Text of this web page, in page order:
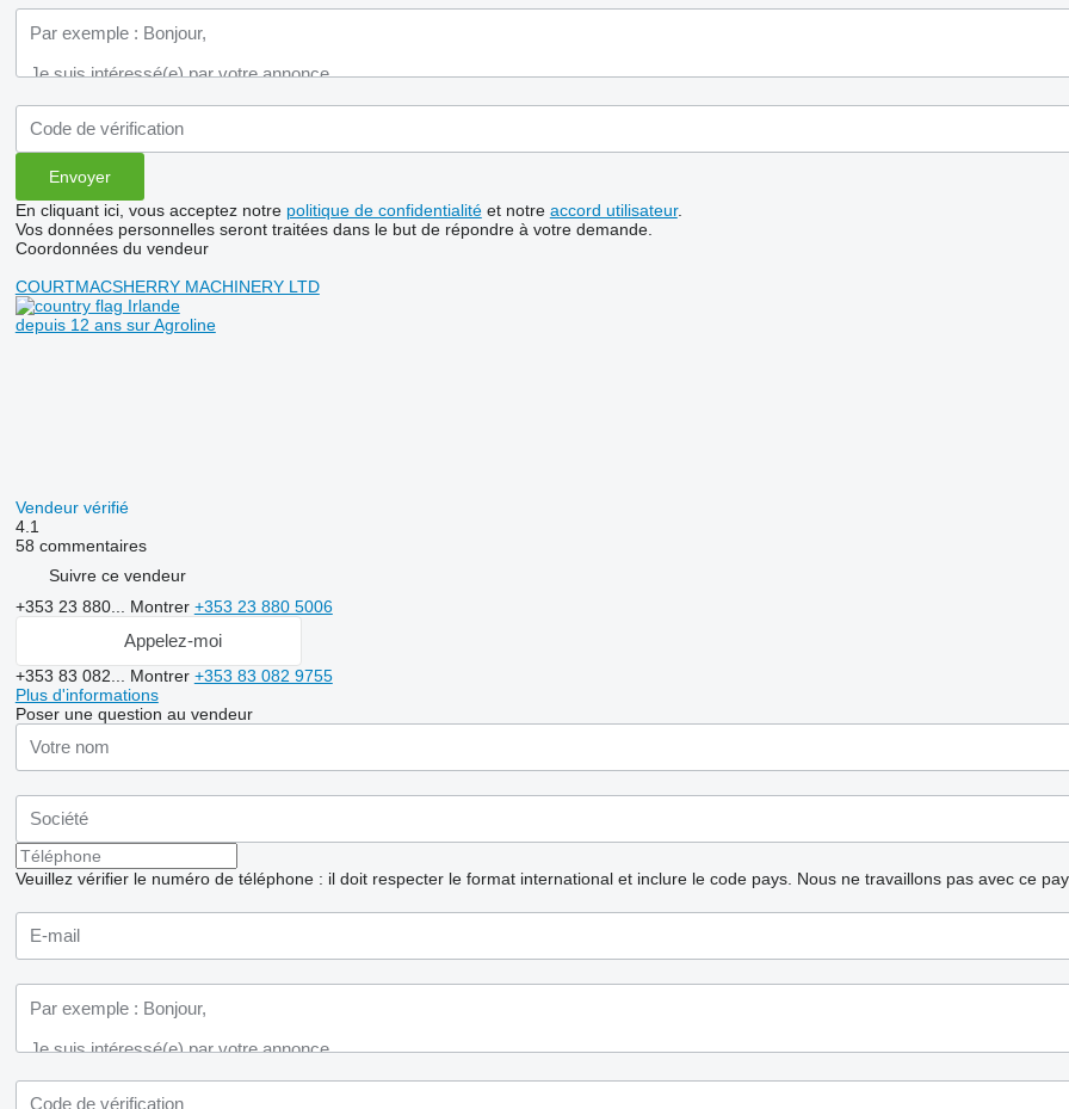
En cliquant ici, vous acceptez notre politique de confidentialitéet notre accord utilisateur.
Vos données personnelles seront traitées dans le but de répondre à votre demande.
Coordonnées du vendeur
COURTMACSHERRY MACHINERY LTD
Irlande
depuis 12 ans sur Agroline
Vendeur vérifié
4.1
58 commentaires
Suivre ce vendeur
+353 23 880... Montrer +353 23 880 5006
Appelez-moi
+353 83 082... Montrer +353 83 082 9755
Plus d'informations
Poser une question au vendeur
Veuillez vérifier le numéro de téléphone : il doit respecter le format international et inclure le code pays. Nous ne travaillons pas avec ce